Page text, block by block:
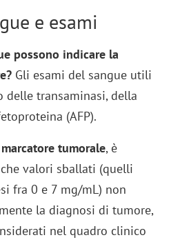
e esami
possono indicare la
Gli esami del sangue utili
transaminasi, della
(AFP).
tumorale, è
valori sballati (quelli
fra 0 e 7 mg/mL) non
la diagnosi di tumore,
nel quadro clinico